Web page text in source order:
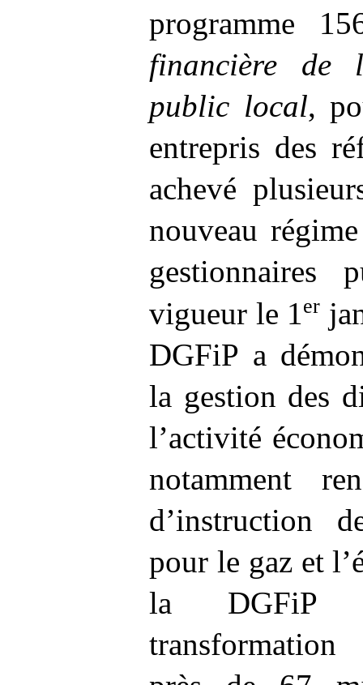
programme
financière de
public local,
entrepris des
achevé
nouveau
gestionnaires
vigueur le 1er
DGFiP a
la gestion des
l’activité
notamment
d’instruction
pour le gaz et
la DGFiP